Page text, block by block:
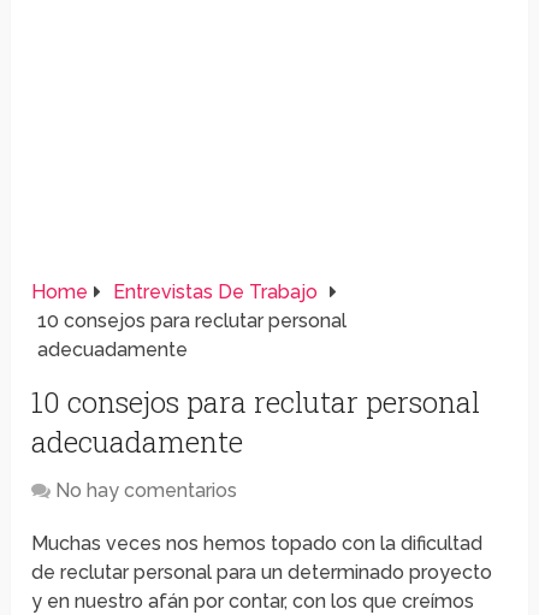
Home
Entrevistas De Trabajo
10 consejos para reclutar personal
adecuadamente
10 consejos para reclutar personal
adecuadamente
No hay comentarios
Muchas veces nos hemos topado con la dificultad
de reclutar personal para un determinado proyecto
y en nuestro afán por contar, con los que creímos